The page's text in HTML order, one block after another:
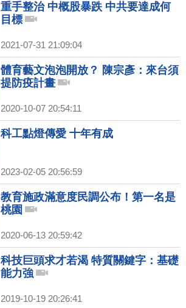
重手整治 中概股暴跌 中共要達成何
目標
2021-07-31 21:09:04
體育藝文泡泡開放？ 陳宗彥：來台須
提防疫計畫
2020-10-07 20:54:11
科工點燈傳愛 十年有成
2023-02-05 20:56:59
教育施政滿意度民調公布！第一名是
桃園
2020-06-13 20:59:42
科技巨頭求才若渴 特質關鍵字：基礎
能力強
2019-10-19 20:26:41